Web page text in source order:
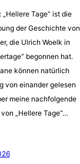
„Hellere Tage“ ist die
der Geschichte von
die Ulrich Woelk in
begonnen hat.
können natürlich
von einander gelesen
meine nachfolgende
„Hellere Tage“…